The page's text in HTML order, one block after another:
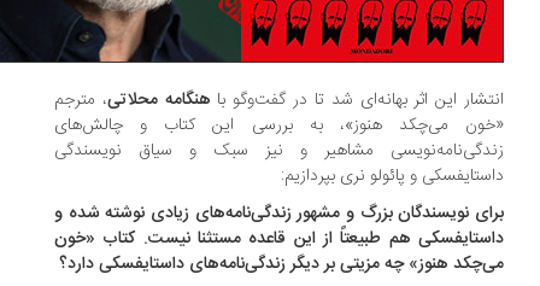
این اثر بهانه‌ای شد تا در گفت‌وگو باهنگامه محلاتی، مترجم
می‌چکد هنوز»، به بررسی این کتاب و چالش‌های
مشاهیر و نیز سبک و سیاق نویسندگی
و پائولو نری بپردازیم:
نویسندگان بزرگ و مشهور زندگی‌نامه‌های زیادی نوشته شده و
هم طبیعتاً از این قاعده مستثنا نیست. کتاب «خون
هنوز» چه مزیتی بر دیگر زندگی‌نامه‌های داستایفسکی دارد؟